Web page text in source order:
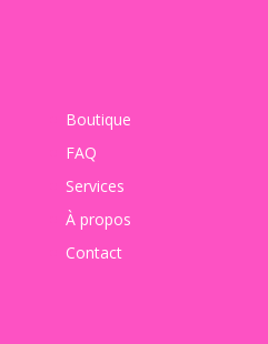
Boutique
FAQ
Services
À propos
Contact